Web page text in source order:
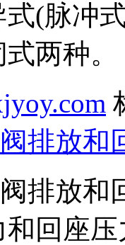
(脉冲
两种。
排放和
排放和
回座